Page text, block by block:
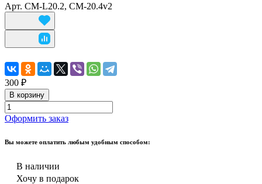
Арт. CM-L20.2, CM-20.4v2
300 ₽
В корзину
Оформить заказ
Вы можете оплатить любым удобным способом:
В наличии
Хочу в подарок